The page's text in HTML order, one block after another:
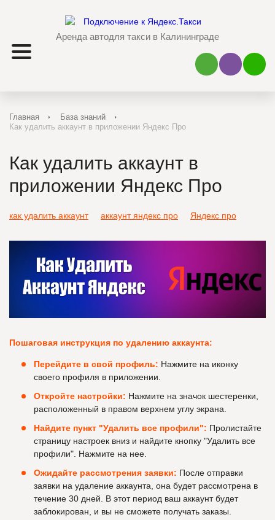
Аренда автодля такси в Калининграде
Наш ViberНаш
Главная
База знаний
Как удалить аккаунт в приложении Яндекс Про
Как удалить аккаунт в
приложении Яндекс Про
как удалить аккаунт аккаунт яндекс про Яндекс про
Пошаговая инструкция по удалению аккаунта:
Перейдите в свой профиль: Нажмите на иконку
своего профиля в приложении.
Откройте настройки: Нажмите на значок шестеренки,
расположенный в правом верхнем углу экрана.
Найдите пункт "Удалить все профили": Пролистайте
страницу настроек вниз и найдите кнопку "Удалить все
профили". Нажмите на нее.
Ожидайте рассмотрения заявки: После отправки
заявки на удаление аккаунта, она будет рассмотрена в
течение 30 дней. В этот период ваш аккаунт будет
заблокирован, и вы не сможете получать заказы.